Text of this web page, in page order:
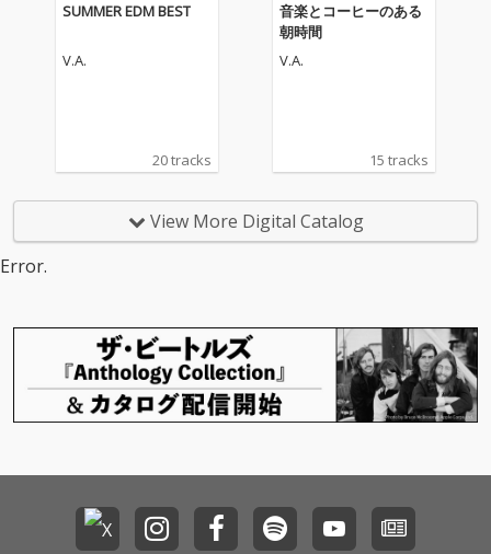
SUMMER EDM BEST
V.A.
20 tracks
音楽とコーヒーのある
朝時間
V.A.
15 tracks
View More Digital Catalog
Error.